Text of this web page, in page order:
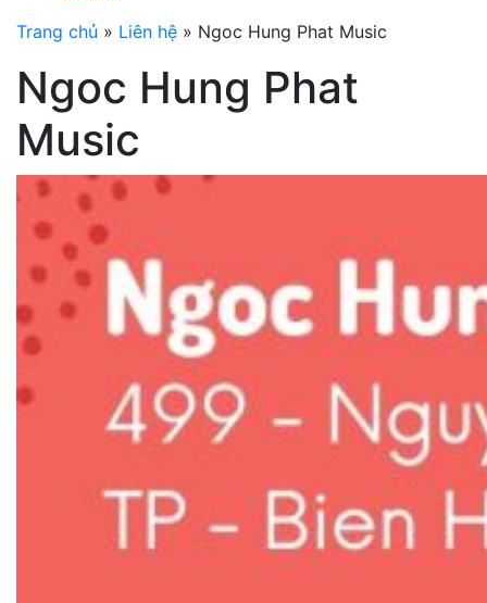
Trang chủ » Liên hệ » Ngoc Hung Phat Music
Ngoc Hung Phat
Music